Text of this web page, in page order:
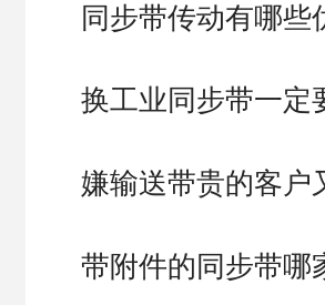
同步带传动有哪些
换工业同步带一
嫌输送带贵的客户
带附件的同步带哪